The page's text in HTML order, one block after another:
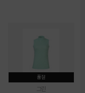
품절
그린